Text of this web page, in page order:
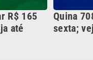
Variedades